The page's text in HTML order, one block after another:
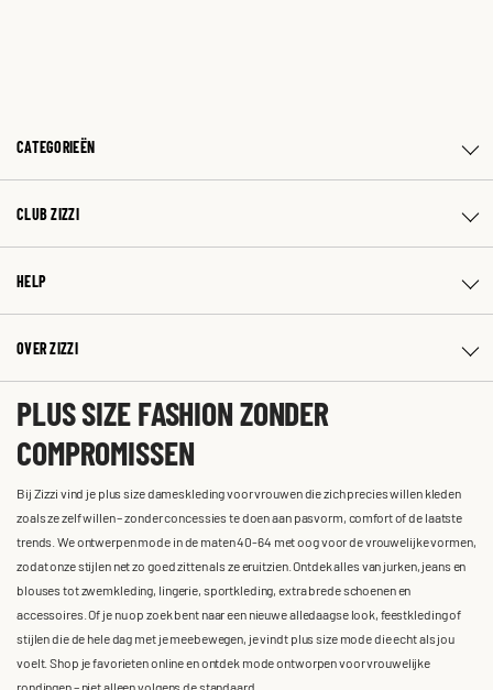
CATEGORIEËN
CLUB ZIZZI
HELP
OVER ZIZZI
PLUS SIZE FASHION ZONDER
COMPROMISSEN
Bij Zizzi vind je plus size dameskleding voor vrouwen die zich precies willen kleden
zoals ze zelf willen – zonder concessies te doen aan pasvorm, comfort of de laatste
trends. We ontwerpen mode in de maten 40-64 met oog voor de vrouwelijke vormen,
zodat onze stijlen net zo goed zitten als ze eruitzien. Ontdek alles van jurken, jeans en
blouses tot zwemkleding, lingerie, sportkleding, extra brede schoenen en
accessoires. Of je nu op zoek bent naar een nieuwe alledaagse look, feestkleding of
stijlen die de hele dag met je meebewegen, je vindt plus size mode die echt als jou
voelt. Shop je favorieten online en ontdek mode ontworpen voor vrouwelijke